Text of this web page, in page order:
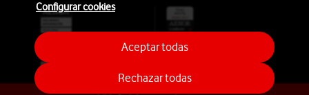
Configurar cookies
Rechazar todas
Aceptar todas